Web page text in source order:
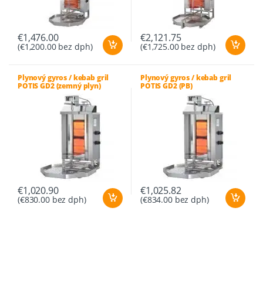
€1,476.00
(€1,200.00bez dph)
€2,121.75
(€1,725.00bez dph)
Plynový gyros / kebab gril
POTIS GD2 (zemný plyn)
€1,020.90
(€830.00bez dph)
Plynový gyros / kebab gril
POTIS GD2 (PB)
€1,025.82
(€834.00bez dph)